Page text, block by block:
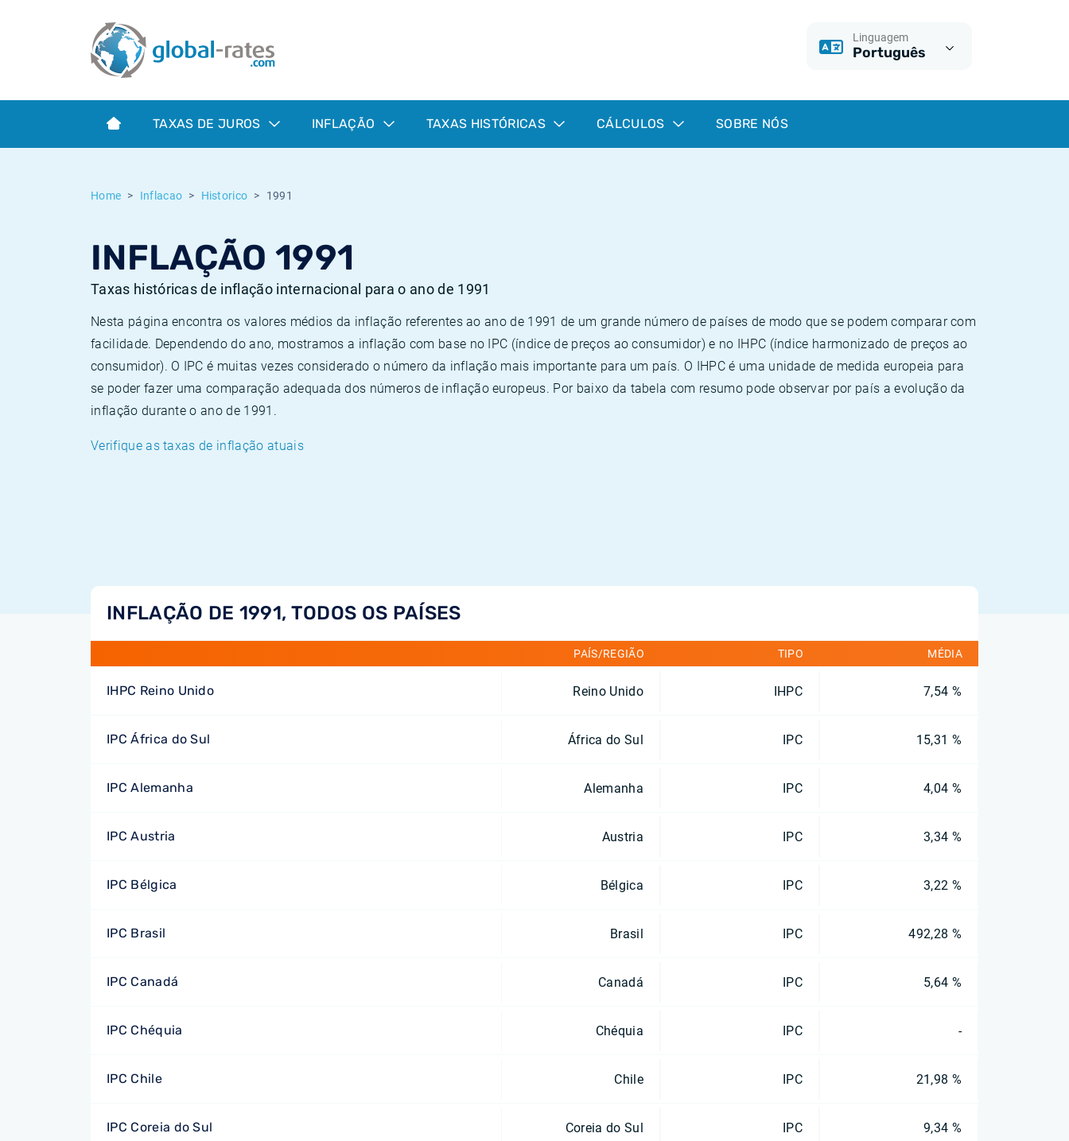
Linguagem
Português
TAXAS DE JUROS INFLAÇÃO TAXAS HISTÓRICAS CÁLCULOS SOBRE NÓS
Home Inflacao Historico 1991
INFLAÇÃO 1991
Taxas históricas de inflação internacional para o ano de 1991
Nesta página encontra os valores médios da inflação referentes ao ano de 1991 de um grande número de países de modo que se podem comparar com
facilidade. Dependendo do ano, mostramos a inflação com base no IPC (índice de preços ao consumidor) e no IHPC (índice harmonizado de preços ao
consumidor). O IPC é muitas vezes considerado o número da inflação mais importante para um país. O IHPC é uma unidade de medida europeia para
se poder fazer uma comparação adequada dos números de inflação europeus. Por baixo da tabela com resumo pode observar por país a evolução da
inflação durante o ano de 1991.
Verifique as taxas de inflação atuais
INFLAÇÃO DE 1991, TODOS OS PAÍSES
PAÍS/REGIÃO TIPO MÉDIA
IHPC Reino Unido Reino Unido IHPC 7,54 %
IPC África do Sul África do Sul IPC 15,31 %
IPC Alemanha Alemanha IPC 4,04 %
IPC Austria Austria IPC 3,34 %
IPC Bélgica Bélgica IPC 3,22 %
IPC Brasil Brasil IPC 492,28 %
IPC Canadá Canadá IPC 5,64 %
IPC Chéquia Chéquia IPC -
IPC Chile Chile IPC 21,98 %
IPC Coreia do Sul Coreia do Sul IPC 9,34 %
Term SOFR
O que é a inflação do IPC?
O que é a inflação do IHPC?
Taxas Euribor históricas
Taxas ESTER históricas
Taxas de inflação históricas
Calculadora de inflação